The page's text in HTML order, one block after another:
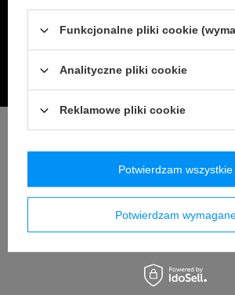
odkryjesz różnorodność stylów, które
indywidualny gust i sprawią, że
Funkcjonalne pliki cookie
Analityczne pliki cookie
Reklamowe pliki cookie
Potwierdzam
Potwierdzam wszystkie